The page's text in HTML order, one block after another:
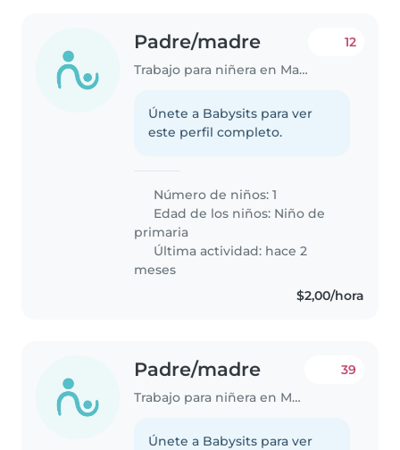
Padre/madre
Trabajo para niñera en Manta
12
Únete a Babysits para ver
este perfil completo.
Número de niños: 1
Edad de los niños: Niño de
primaria
Última actividad: hace 2
meses
$2,00/hora
Padre/madre
Trabajo para niñera en Manta
39
Únete a Babysits para ver